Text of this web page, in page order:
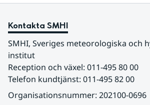
Kontakta SMHI
SMHI, Sveriges meteorologiska och
institut
Reception och växel: 011-495 80 00
Telefon kundtjänst: 011-495 82 00
Organisationsnummer: 202100-0696